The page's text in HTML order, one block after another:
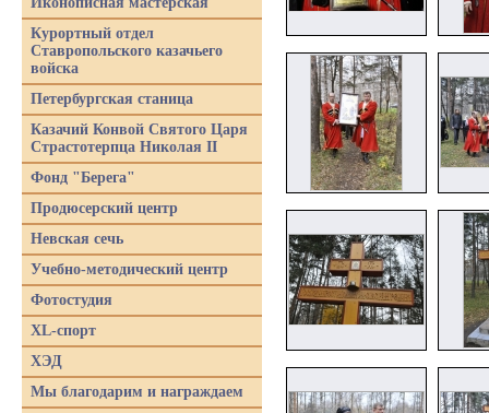
Курортный отдел
Ставропольского казачьего
войска
Петербургская станица
Казачий Конвой Святого Царя
Страстотерпца Николая II
Фонд "Берега"
Продюсерский центр
Невская сечь
Учебно-методический центр
Фотостудия
XL-спорт
ХЭД
Мы благодарим и награждаем